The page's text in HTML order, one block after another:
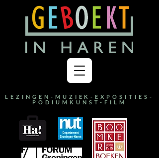
LEZINGEN-MUZIEK-EXPOSITIES-
PODIUMKUNST-FILM